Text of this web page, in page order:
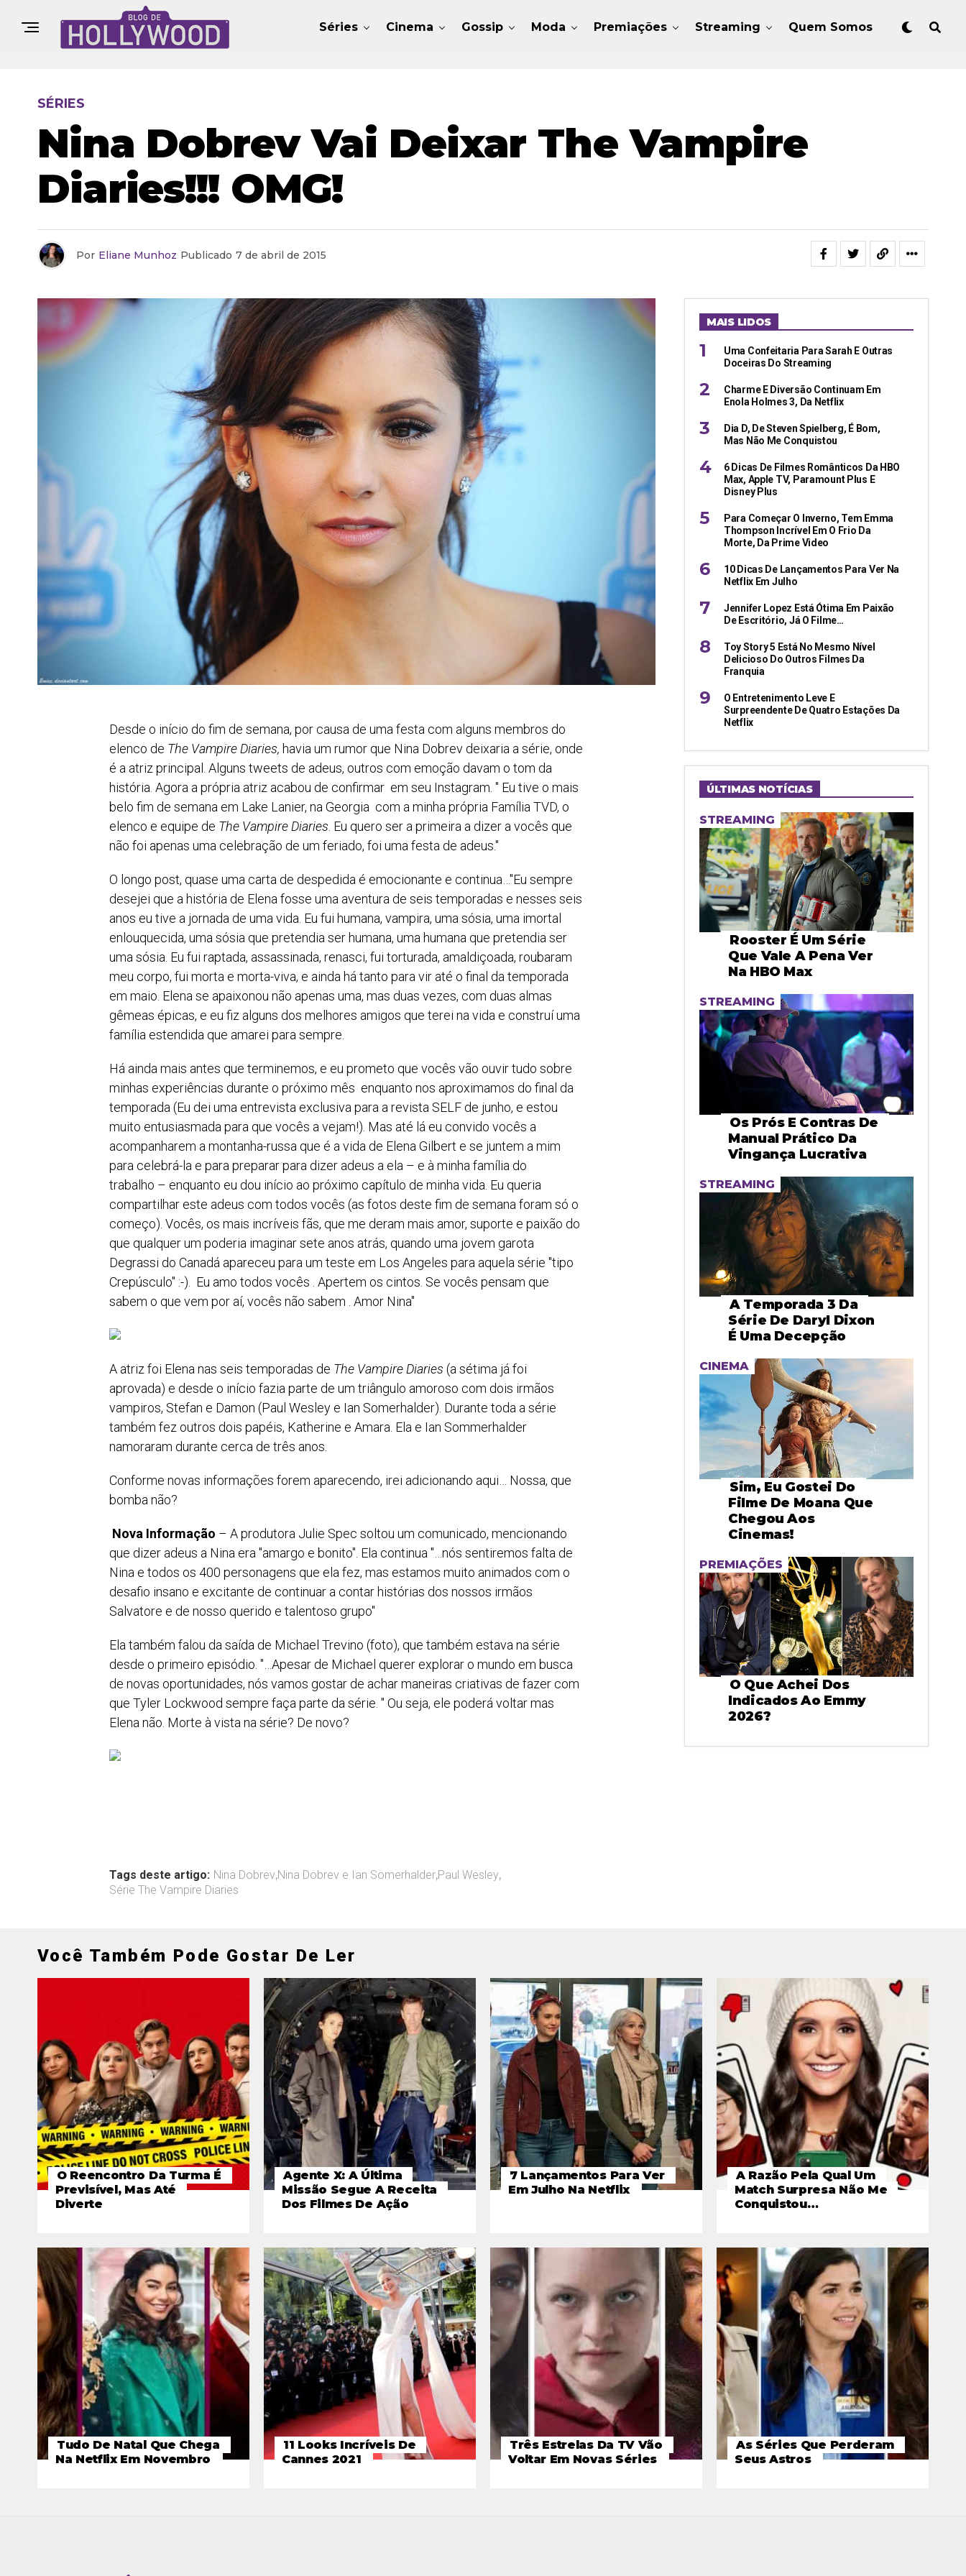
Séries Cinema Gossip Moda Premiações Streaming Quem Somos
SÉRIES
Nina Dobrev Vai Deixar The Vampire
Diaries!!! OMG!
Por Eliane Munhoz Publicado 7 de abril de 2015
Desde o início do fim de semana, por causa de uma festa com alguns membros do
elenco de The Vampire Diaries, havia um rumor que Nina Dobrev deixaria a série, onde
é a atriz principal. Alguns tweets de adeus, outros com emoção davam o tom da
história. Agora a própria atriz acabou de confirmar em seu Instagram. " Eu tive o mais
belo fim de semana em Lake Lanier, na Georgia com a minha própria Família TVD, o
elenco e equipe de The Vampire Diaries . Eu quero ser a primeira a dizer a vocês que
não foi apenas uma celebração de um feriado, foi uma festa de adeus."
O longo post, quase uma carta de despedida é emocionante e continua…"Eu sempre
desejei que a história de Elena fosse uma aventura de seis temporadas e nesses seis
anos eu tive a jornada de uma vida. Eu fui humana, vampira, uma sósia, uma imortal
enlouquecida, uma sósia que pretendia ser humana, uma humana que pretendia ser
uma sósia. Eu fui raptada, assassinada, renasci, fui torturada, amaldiçoada, roubaram
meu corpo, fui morta e morta-viva, e ainda há tanto para vir até o final da temporada
em maio. Elena se apaixonou não apenas uma, mas duas vezes, com duas almas
gêmeas épicas, e eu fiz alguns dos melhores amigos que terei na vida e construí uma
família estendida que amarei para sempre.
Há ainda mais antes que terminemos, e eu prometo que vocês vão ouvir tudo sobre
minhas experiências durante o próximo mês enquanto nos aproximamos do final da
temporada (Eu dei uma entrevista exclusiva para a revista SELF de junho, e estou
muito entusiasmada para que vocês a vejam!). Mas até lá eu convido vocês a
acompanharem a montanha-russa que é a vida de Elena Gilbert e se juntem a mim
para celebrá-la e para preparar para dizer adeus a ela – e à minha família do
trabalho – enquanto eu dou início ao próximo capítulo de minha vida. Eu queria
compartilhar este adeus com todos vocês (as fotos deste fim de semana foram só o
começo). Vocês, os mais incríveis fãs, que me deram mais amor, suporte e paixão do
que qualquer um poderia imaginar sete anos atrás, quando uma jovem garota
Degrassi do Canadá apareceu para um teste em Los Angeles para aquela série "tipo
Crepúsculo" :-). Eu amo todos vocês . Apertem os cintos. Se vocês pensam que
sabem o que vem por aí, vocês não sabem . Amor Nina"
A atriz foi Elena nas seis temporadas de The Vampire Diaries (a sétima já foi
aprovada) e desde o início fazia parte de um triângulo amoroso com dois irmãos
vampiros, Stefan e Damon (Paul Wesley e Ian Somerhalder). Durante toda a série
também fez outros dois papéis, Katherine e Amara. Ela e Ian Sommerhalder
namoraram durante cerca de três anos.
Conforme novas informações forem aparecendo, irei adicionando aqui… Nossa, que
bomba não?
Nova Informação – A produtora Julie Spec soltou um comunicado, mencionando
que dizer adeus a Nina era "amargo e bonito". Ela continua "…nós sentiremos falta de
Nina e todos os 400 personagens que ela fez, mas estamos muito animados com o
desafio insano e excitante de continuar a contar histórias dos nossos irmãos
Salvatore e de nosso querido e talentoso grupo"
Ela também falou da saída de Michael Trevino (foto), que também estava na série
desde o primeiro episódio. "…Apesar de Michael querer explorar o mundo em busca
de novas oportunidades, nós vamos gostar de achar maneiras criativas de fazer com
que Tyler Lockwood sempre faça parte da série. " Ou seja, ele poderá voltar mas
Elena não. Morte à vista na série? De novo?
Tags deste artigo: Nina Dobrev,Nina Dobrev e Ian Somerhalder,Paul Wesley,
Série The Vampire Diaries
MAIS LIDOS
Uma Confeitaria Para Sarah E Outras
Doceiras Do Streaming
Charme E Diversão Continuam Em
Enola Holmes 3, Da Netflix
Dia D, De Steven Spielberg, É Bom,
Mas Não Me Conquistou
6 Dicas De Filmes Românticos Da HBO
Max, Apple TV, Paramount Plus E
Disney Plus
Para Começar O Inverno, Tem Emma
Thompson Incrível Em O Frio Da
Morte, Da Prime Video
10 Dicas De Lançamentos Para Ver Na
Netflix Em Julho
Jennifer Lopez Está Ótima Em Paixão
De Escritório, Já O Filme…
Toy Story 5 Está No Mesmo Nível
Delicioso Do Outros Filmes Da
Franquia
O Entretenimento Leve E
Surpreendente De Quatro Estações Da
Netflix
ÚLTIMAS NOTÍCIAS
STREAMING
Rooster É Um Série
Que Vale A Pena Ver
Na HBO Max
STREAMING
Os Prós E Contras De
Manual Prático Da
Vingança Lucrativa
STREAMING
A Temporada 3 Da
Série De Daryl Dixon
É Uma Decepção
CINEMA
Sim, Eu Gostei Do
Filme De Moana Que
Chegou Aos
Cinemas!
PREMIAÇÕES
O Que Achei Dos
Indicados Ao Emmy
2026?
Você Também Pode Gostar De Ler
O Reencontro Da Turma É
Previsível, Mas Até
Diverte
Agente X: A Última
Missão Segue A Receita
Dos Filmes De Ação
7 Lançamentos Para Ver
Em Julho Na Netflix
A Razão Pela Qual Um
Match Surpresa Não Me
Conquistou…
Tudo De Natal Que Chega
Na Netflix Em Novembro
11 Looks Incríveis De
Cannes 2021
Três Estrelas Da TV Vão
Voltar Em Novas Séries
As Séries Que Perderam
Seus Astros